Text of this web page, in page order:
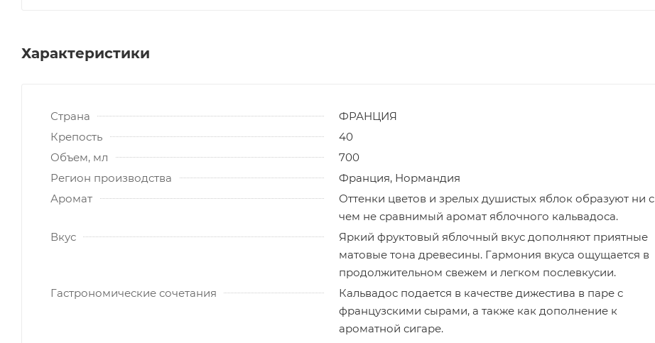
Характеристики
Страна
ФРАНЦИЯ
Крепость
40
Объем, мл
700
Регион производства
Франция, Нормандия
Аромат
Оттенки цветов и зрелых душистых яблок образуют ни с
чем не сравнимый аромат яблочного кальвадоса.
Вкус
Яркий фруктовый яблочный вкус дополняют приятные
матовые тона древесины. Гармония вкуса ощущается в
продолжительном свежем и легком послевкусии.
Гастрономические сочетания
Кальвадос подается в качестве дижестива в паре с
французскими сырами, а также как дополнение к
ароматной сигаре.